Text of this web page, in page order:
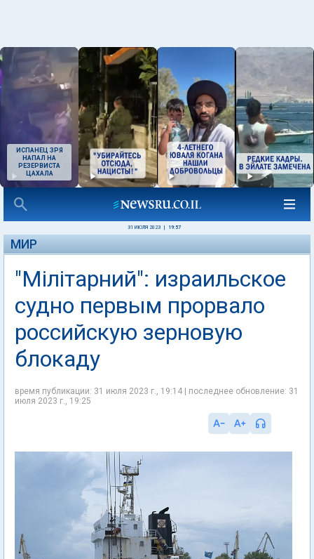
ИСПАНЕЦ ЗРЯ
НАПАЛ НА
РЕЗЕРВИСТА
ЦАХАЛА
31 ИЮЛЯ 2023 19:57
МИР
"Мілітарний": израильское
судно первым прорвало
российскую зерновую
блокаду
время публикации: 31 июля 2023 г., 19:14 | последнее обновление: 31
июля 2023 г., 19:25